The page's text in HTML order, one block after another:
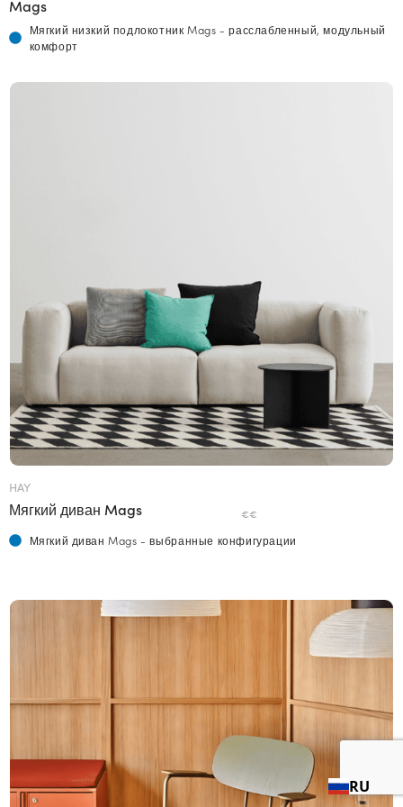
Mags
Мягкий низкий подлокотник Mags - расслабленный, модульный
комфорт
HAY
Мягкий диван Mags €€
Мягкий диван Mags - выбранные конфигурации
RU